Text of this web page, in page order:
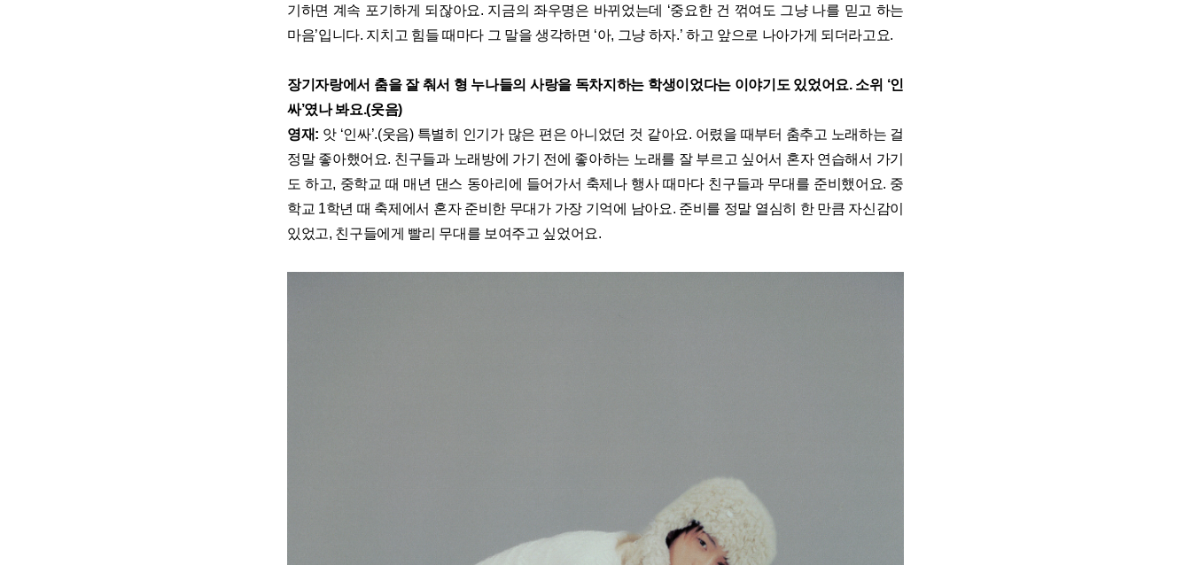
기하면 계속 포기하게 되잖아요. 지금의 좌우명은 바뀌었는데 ‘중요한 건 꺾여도 그냥 나를 믿고 하는
마음’입니다. 지치고 힘들 때마다 그 말을 생각하면 ‘아, 그냥 하자.’ 하고 앞으로 나아가게 되더라고요.
장기자랑에서 춤을 잘 춰서 형 누나들의 사랑을 독차지하는 학생이었다는 이야기도 있었어요. 소위 ‘인
싸’였나 봐요.(웃음)
영재: 앗 ‘인싸’.(웃음) 특별히 인기가 많은 편은 아니었던 것 같아요. 어렸을 때부터 춤추고 노래하는 걸
정말 좋아했어요. 친구들과 노래방에 가기 전에 좋아하는 노래를 잘 부르고 싶어서 혼자 연습해서 가기
도 하고, 중학교 때 매년 댄스 동아리에 들어가서 축제나 행사 때마다 친구들과 무대를 준비했어요. 중
학교 1학년 때 축제에서 혼자 준비한 무대가 가장 기억에 남아요. 준비를 정말 열심히 한 만큼 자신감이
있었고, 친구들에게 빨리 무대를 보여주고 싶었어요.